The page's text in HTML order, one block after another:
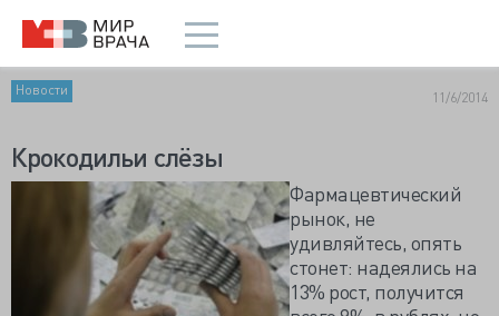
Новости 11/6/2014
Крокодильи слёзы
Фармацевтический
рынок, не
удивляйтесь, опять
стонет: надеялись на
13% рост, получится